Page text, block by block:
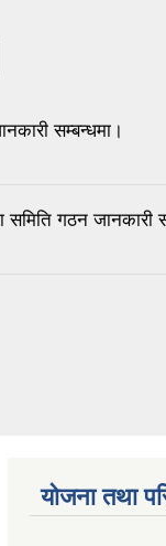
सम्बन्धमा।
गठन जानकारी
योजना तथा